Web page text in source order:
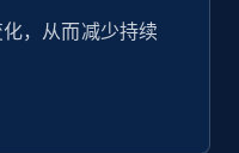
，从而减少持续